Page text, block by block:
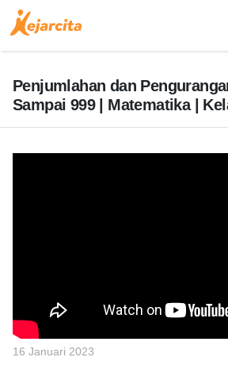
Penjumlahan dan
Sampai 999 | Matematika |
16 Januari 2023